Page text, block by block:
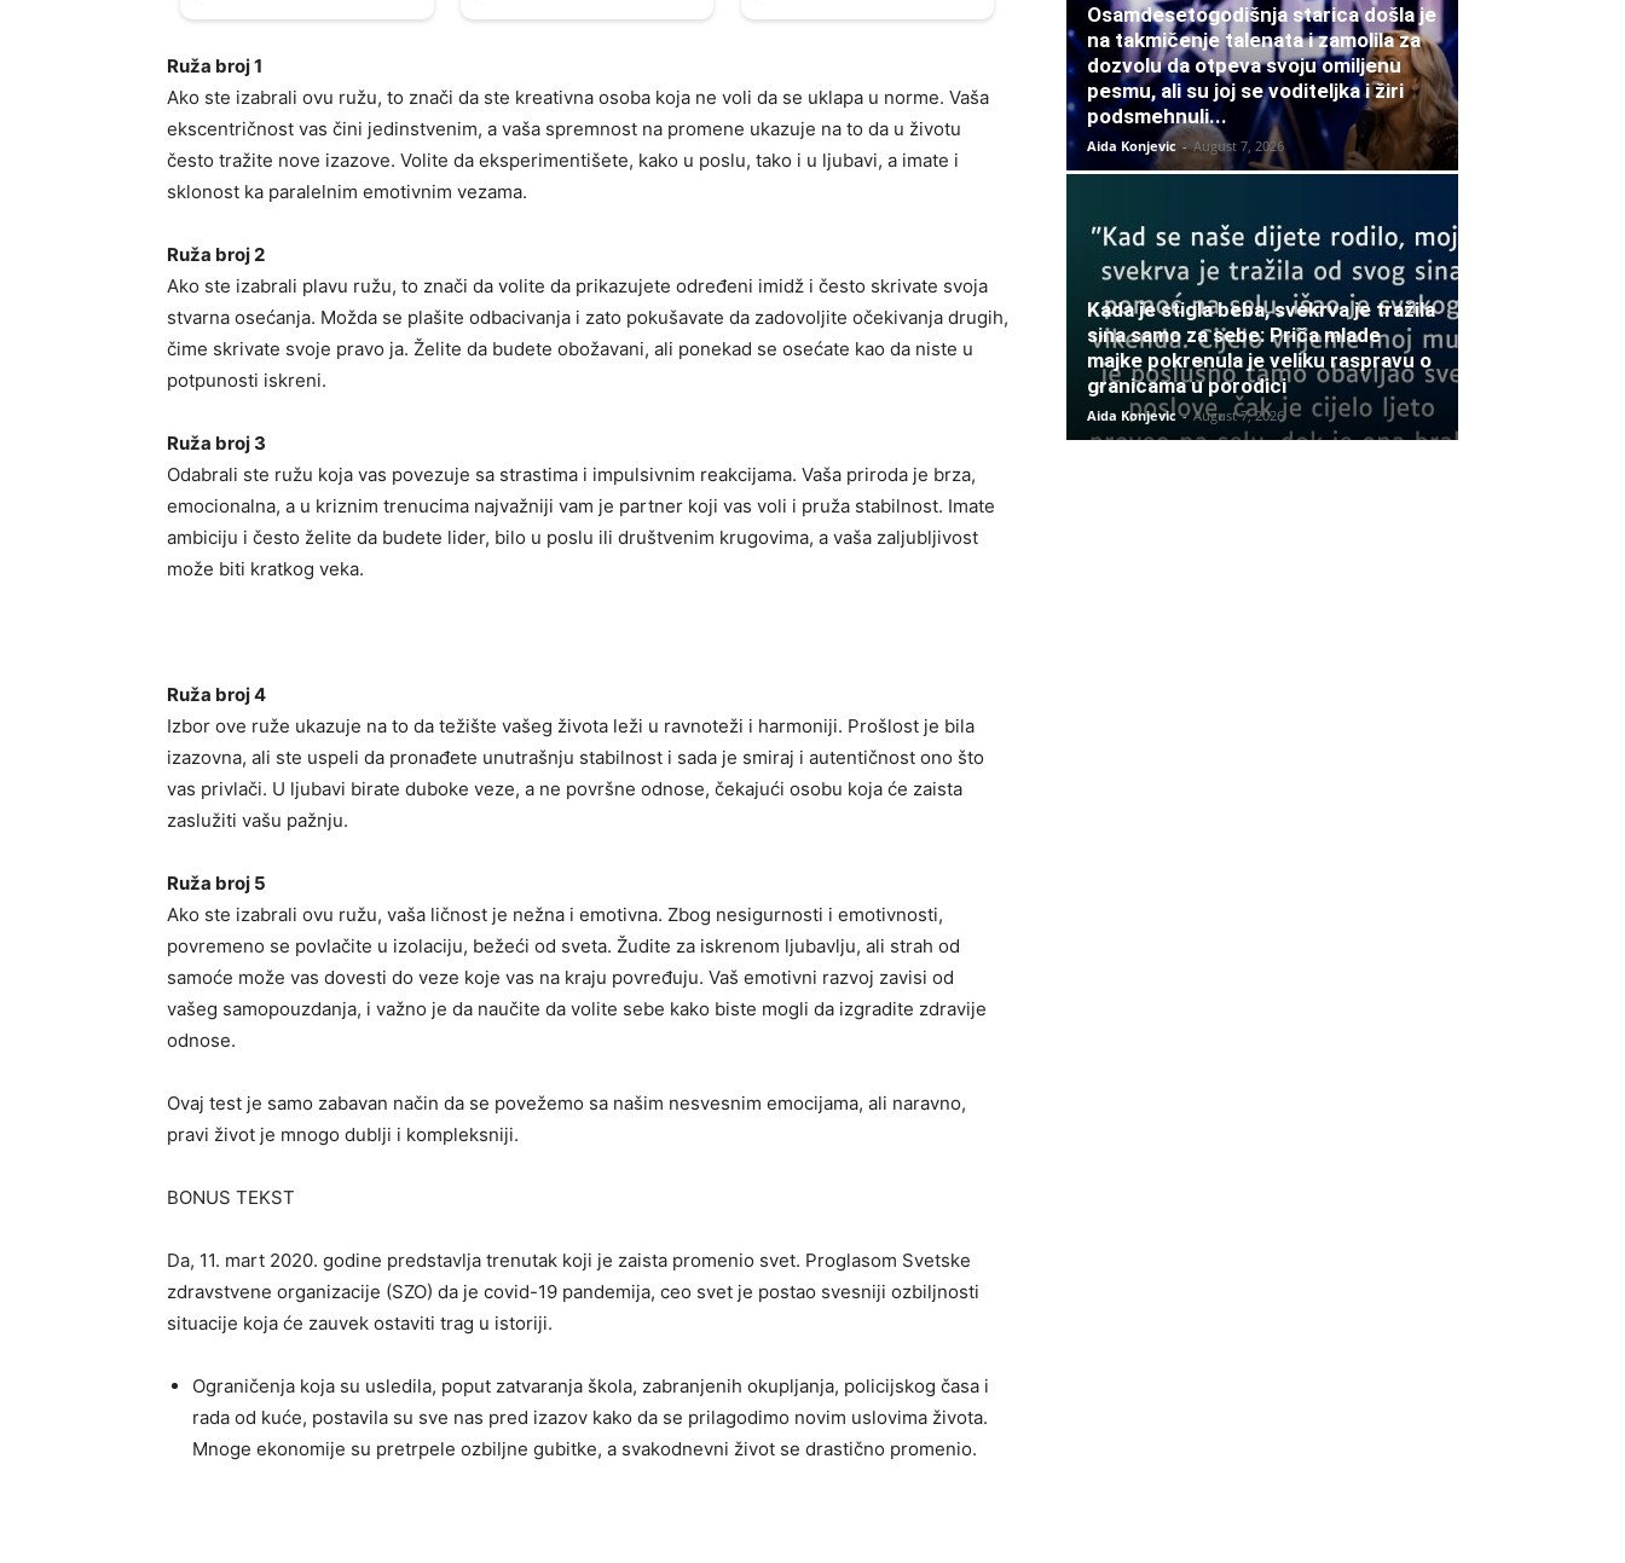
Ruža broj 1
Ako ste izabrali ovu ružu, to znači da ste kreativna osoba koja ne voli da se uklapa u norme. Vaša
ekscentričnost vas čini jedinstvenim, a vaša spremnost na promene ukazuje na to da u životu
često tražite nove izazove. Volite da eksperimentišete, kako u poslu, tako i u ljubavi, a imate i
sklonost ka paralelnim emotivnim vezama.
Ruža broj 2
Ako ste izabrali plavu ružu, to znači da volite da prikazujete određeni imidž i često skrivate svoja
stvarna osećanja. Možda se plašite odbacivanja i zato pokušavate da zadovoljite očekivanja drugih,
čime skrivate svoje pravo ja. Želite da budete obožavani, ali ponekad se osećate kao da niste u
potpunosti iskreni.
Ruža broj 3
Odabrali ste ružu koja vas povezuje sa strastima i impulsivnim reakcijama. Vaša priroda je brza,
emocionalna, a u kriznim trenucima najvažniji vam je partner koji vas voli i pruža stabilnost. Imate
ambiciju i često želite da budete lider, bilo u poslu ili društvenim krugovima, a vaša zaljubljivost
može biti kratkog veka.
Ruža broj 4
Izbor ove ruže ukazuje na to da težište vašeg života leži u ravnoteži i harmoniji. Prošlost je bila
izazovna, ali ste uspeli da pronađete unutrašnju stabilnost i sada je smiraj i autentičnost ono što
vas privlači. U ljubavi birate duboke veze, a ne površne odnose, čekajući osobu koja će zaista
zaslužiti vašu pažnju.
Ruža broj 5
Ako ste izabrali ovu ružu, vaša ličnost je nežna i emotivna. Zbog nesigurnosti i emotivnosti,
povremeno se povlačite u izolaciju, bežeći od sveta. Žudite za iskrenom ljubavlju, ali strah od
samoće može vas dovesti do veze koje vas na kraju povređuju. Vaš emotivni razvoj zavisi od
vašeg samopouzdanja, i važno je da naučite da volite sebe kako biste mogli da izgradite zdravije
odnose.
Ovaj test je samo zabavan način da se povežemo sa našim nesvesnim emocijama, ali naravno,
pravi život je mnogo dublji i kompleksniji.
BONUS TEKST
Da, 11. mart 2020. godine predstavlja trenutak koji je zaista promenio svet. Proglasom Svetske
zdravstvene organizacije (SZO) da je covid-19 pandemija, ceo svet je postao svesniji ozbiljnosti
situacije koja će zauvek ostaviti trag u istoriji.
Ograničenja koja su usledila, poput zatvaranja škola, zabranjenih okupljanja, policijskog časa i
rada od kuće, postavila su sve nas pred izazov kako da se prilagodimo novim uslovima života.
Mnoge ekonomije su pretrpele ozbiljne gubitke, a svakodnevni život se drastično promenio.
Osamdesetogodišnja starica došla je
na takmičenje talenata i zamolila za
dozvolu da otpeva svoju omiljenu
pesmu, ali su joj se voditeljka i žiri
podsmehnuli...
Aida Konjevic - August 7, 2026
Kada je stigla beba, svekrva je tražila
sina samo za sebe: Priča mlade
majke pokrenula je veliku raspravu o
granicama u porodici
Aida Konjevic - August 7, 2026